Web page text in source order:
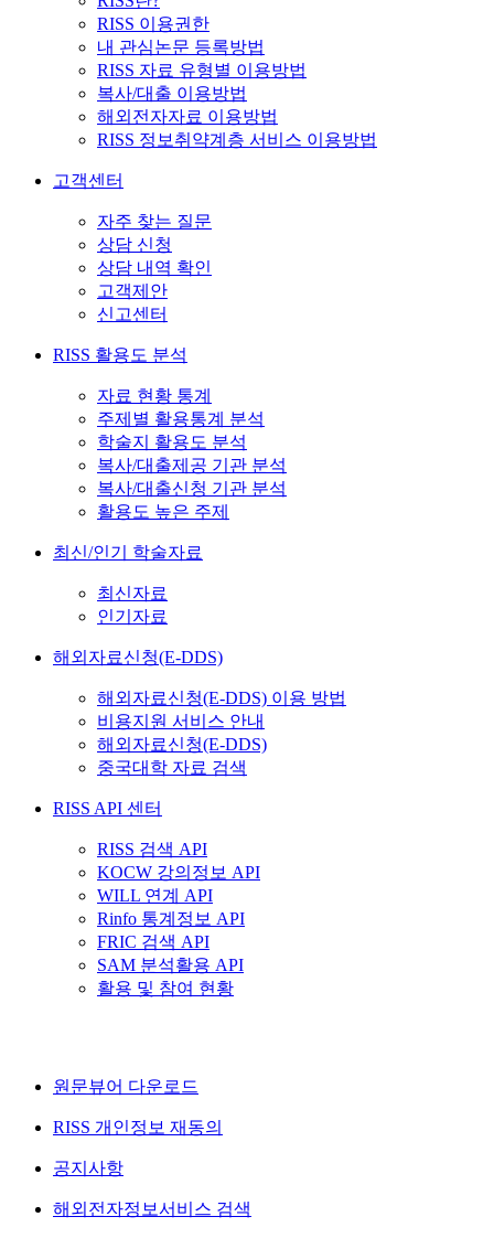
RISS 이용권한
내 관심논문 등록방법
RISS 자료 유형별 이용방법
복사/대출 이용방법
해외전자자료 이용방법
RISS 정보취약계층 서비스 이용방법
고객센터
자주 찾는 질문
상담 신청
상담 내역 확인
고객제안
신고센터
RISS 활용도 분석
자료 현황 통계
주제별 활용통계 분석
학술지 활용도 분석
복사/대출제공 기관 분석
복사/대출신청 기관 분석
활용도 높은 주제
최신/인기 학술자료
최신자료
인기자료
해외자료신청(E-DDS)
해외자료신청(E-DDS) 이용 방법
비용지원 서비스 안내
해외자료신청(E-DDS)
중국대학 자료 검색
RISS API 센터
RISS 검색 API
KOCW 강의정보 API
WILL 연계 API
Rinfo 통계정보 API
FRIC 검색 API
SAM 분석활용 API
활용 및 참여 현황
원문뷰어 다운로드
RISS 개인정보 재동의
공지사항
해외전자정보서비스 검색